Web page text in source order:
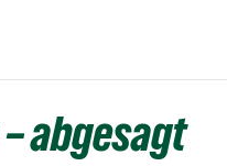
abgesagt